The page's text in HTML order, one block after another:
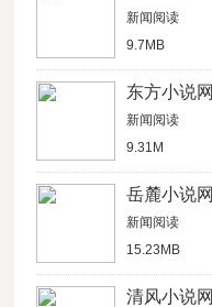
新闻阅读
9.7MB
东方小说网
新闻阅读
9.31M
岳麓小说网
新闻阅读
15.23MB
清风小说网